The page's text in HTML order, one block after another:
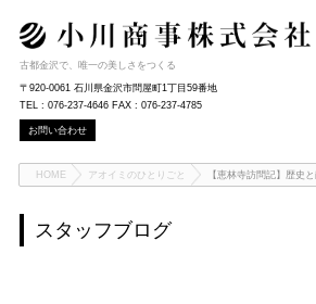
古都金沢で、唯一の美しさをつくる
〒920-0061 石川県金沢市問屋町1丁目59番地
TEL : 076-237-4646 FAX : 076-237-4785
お問い合わせ
HOME アオイミのひとりごと 【恵林寺訪問記】歴史
スタッフブログ